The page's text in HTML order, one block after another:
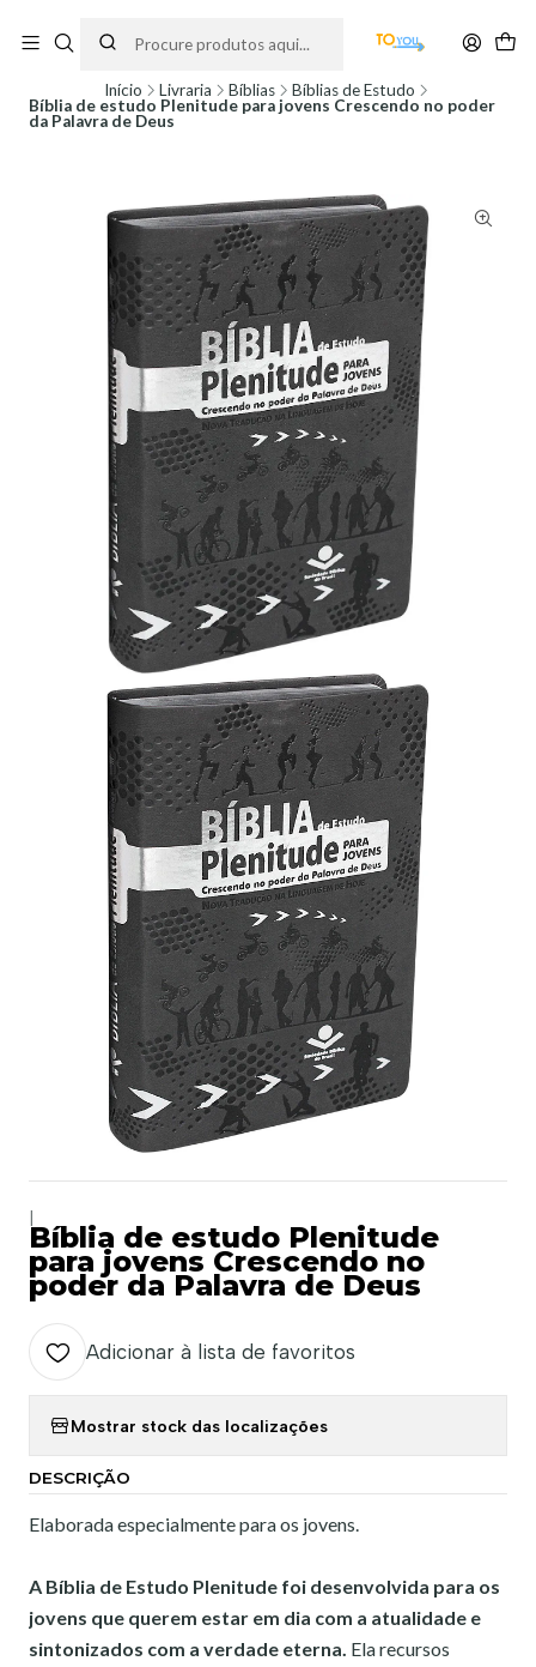
partir do dia 11 de Agosto, às 10H.
Início Livraria Bíblias
Bíblias de Estudo
Bíblia de estudo Plenitude para jovens Crescendo no poder
da Palavra de Deus
Bíblia de estudo Plenitude
para jovens Crescendo no
poder da Palavra de Deus
Adicionar à lista de favoritos
Mostrar stock das localizações
DESCRIÇÃO
Elaborada especialmente para os jovens.
A Bíblia de Estudo Plenitude foi desenvolvida para os
jovens que querem estar em dia com a atualidade e
sintonizados com a verdade eterna. Ela recursos